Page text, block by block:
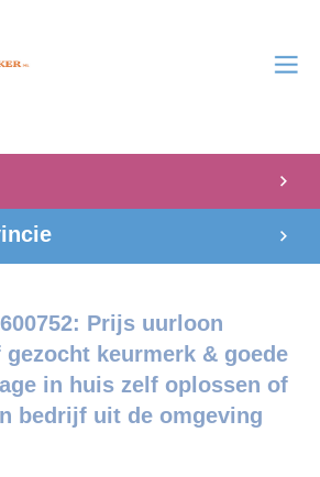
Prijs uurloon
keurmerk & goede
in huis zelf oplossen of
bedrijf uit de omgeving